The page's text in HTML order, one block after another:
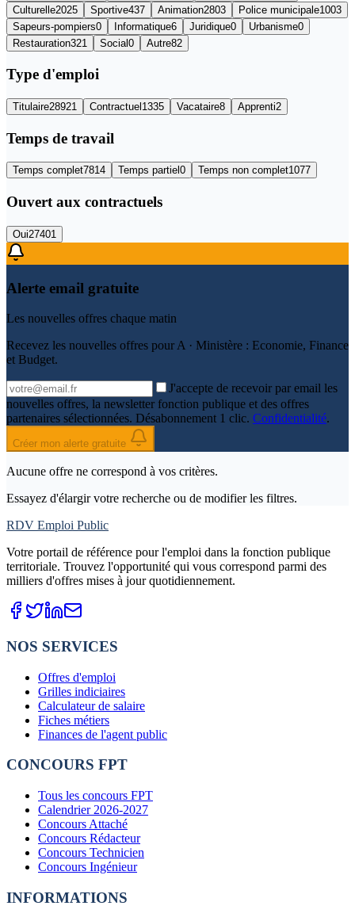
Culturelle2025 Sportive437 Animation2803 Police municipale1003
Sapeurs-pompiers0 Informatique6 Juridique0 Urbanisme0
Restauration321 Social0 Autre82
Type d'emploi
Titulaire28921 Contractuel 1335 Vacataire8 Apprenti2
Temps de travail
Temps complet7814 Temps partiel 0 Temps non complet1077
Ouvert aux contractuels
Oui27401
Alerte email gratuite
Les nouvelles offres chaque matin
Recevez les nouvelles offres pour A · Ministère : Economie, Finance
et Budget.
J'accepte de recevoir par email les
nouvelles offres, la newsletter fonction publique et des offres
partenaires sélectionnées. Désabonnement 1 clic. Confidentialité.
Créer mon alerte gratuite
Aucune offre ne correspond à vos critères.
Essayez d'élargir votre recherche ou de modifier les filtres.
RDV Emploi Public
Votre portail de référence pour l'emploi dans la fonction publique
territoriale. Trouvez l'opportunité qui vous correspond parmi des
milliers d'offres mises à jour quotidiennement.
NOS SERVICES
Offres d'emploi
Grilles indiciaires
Calculateur de salaire
Fiches métiers
Finances de l'agent public
CONCOURS FPT
Tous les concours FPT
Calendrier 2026-2027
Concours Attaché
Concours Rédacteur
Concours Technicien
Concours Ingénieur
INFORMATIONS